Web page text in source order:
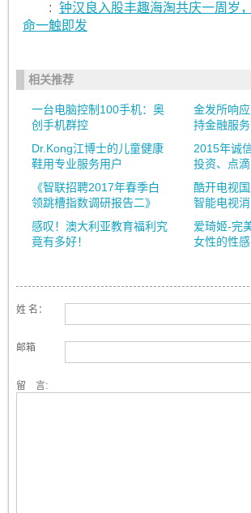
: 钟汉良入股丰趣海淘共庆一周岁
命一触即发
相关推荐
一台电脑控制100手机：奥
创手机群控
金发所响
持金融服
Dr.Kong江博士的儿童健康
鞋用专业服务用户
2015年诚
投资、点滴
《智联招聘2017年春季白
领跳槽指数调研报告二》
酷开电视
智能电视
感叹！澳大利亚教育福利究
竟有多好！
爱琦姬-完
女性的性感
姓 名：
邮箱
留 言: